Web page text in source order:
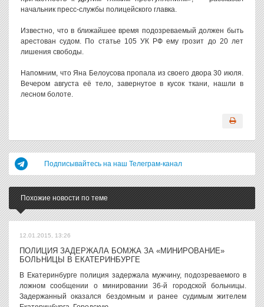
начальник пресс-службы полицейского главка.
Известно, что в ближайшее время подозреваемый должен быть
арестован судом. По статье 105 УК РФ ему грозит до 20 лет
лишения свободы.
Напомним, что Яна Белоусова пропала из своего двора 30 июля.
Вечером августа её тело, завернутое в кусок ткани, нашли в
лесном болоте.
Подписывайтесь на наш Телеграм-канал
Похожие новости по теме
12.01.2015, 13:26
ПОЛИЦИЯ ЗАДЕРЖАЛА БОМЖА ЗА «МИНИРОВАНИЕ»
БОЛЬНИЦЫ В ЕКАТЕРИНБУРГЕ
В Екатеринбурге полиция задержала мужчину, подозреваемого в
ложном сообщении о минировании 36-й городской больницы.
Задержанный оказался бездомным и ранее судимым жителем